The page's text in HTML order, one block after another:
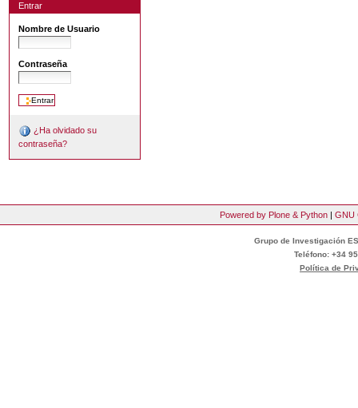
Entrar
Nombre de Usuario
Contraseña
¿Ha olvidado su
contraseña?
Powered by Plone & Python | GNU
Grupo de Investigación
Teléfono: +34
Política de